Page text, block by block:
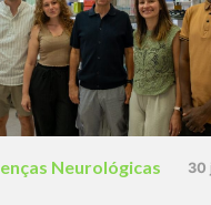
Neurológicas 30